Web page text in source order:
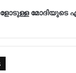
മോദിയുടെ